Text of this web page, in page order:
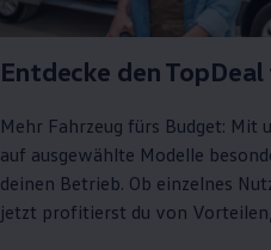
Entdecke den
Mehr Fahrzeug fürs Budget: Mit
auf ausgewählte Modelle
deinen Betrieb. Ob einzelnes
jetzt profitierst du von